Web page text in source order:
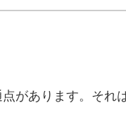
があります。それ